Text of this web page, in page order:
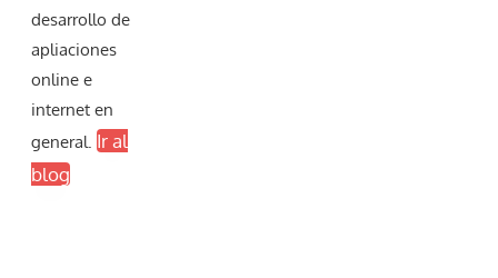
desarrollo de
apliaciones
online e
internet en
general. Ir al
blog